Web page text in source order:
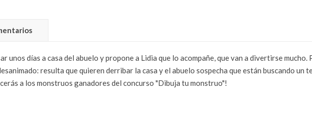
unos días a casa del abuelo y propone a Lidia que lo acompañe, que van a divertirse
resulta que quieren derribar la casa y el abuelo sospecha que están buscando un
a los monstruos ganadores del concurso "Dibuja tu monstruo"!